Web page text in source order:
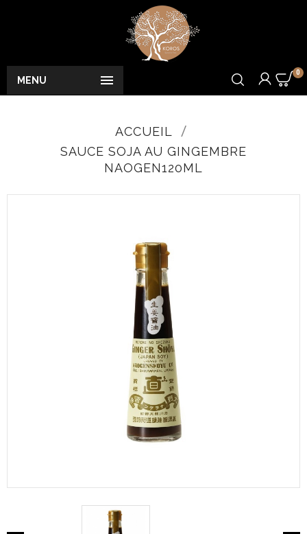

MENU
0
ACCUEIL
SAUCE SOJA AU GINGEMBRE
NAOGEN120ML